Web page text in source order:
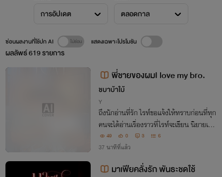
การอัปเดต ตลอดกาล
ผลลัพธ์619รายการ
ซ่อนผลงานที่ใช้ปก AI แสดงเฉพาะโปรโมชัน
พี่ชายของผมI love my bro.
ชบาบ้าใบ้
Y
ถึงนักอ่านที่รัก ไรท์ขอแจ้งให้ทราบก่อนที่ทุก
คนจะได้อ่านเรื่องราวที่ไรท์จะเขียน นิยายเรื่อ
งนี้ ไรท์รีไรท์มาจากนิยายชายหญิงของไรท์เ
องที่แต่งไว้นานมากแล้ว แต่ไรท์ไม่สามารถเ
ติ่มแต่งตัวละครพวกนั้นจนจบ
49 0 3 6
37 นาทีที่แล้ว
มาเฟียคลั่งรัก พันธะชดใช้